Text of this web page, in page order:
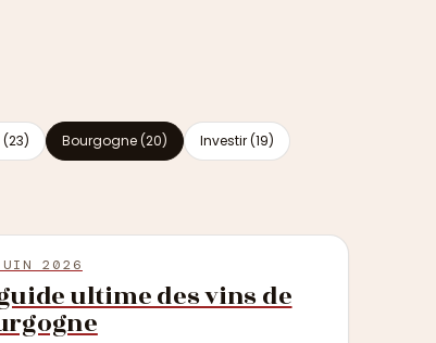
Bourgogne (20) Investir (19)
2026
ultime des vins de